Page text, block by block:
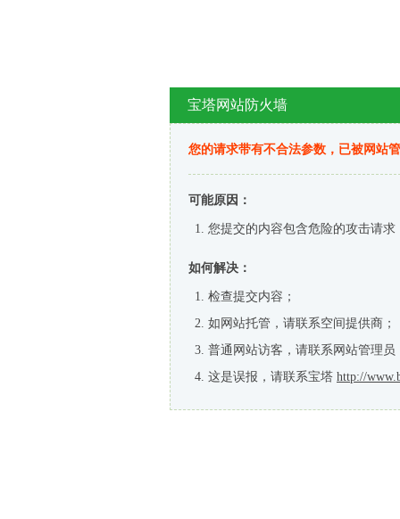
宝塔网站防火墙
您的请求带有不合法参数，已被网站
可能原因：
您提交的内容包含危险的攻击请求
如何解决：
检查提交内容；
如网站托管，请联系空间提供商；
普通网站访客，请联系网站管理员
这是误报，请联系宝塔 http://